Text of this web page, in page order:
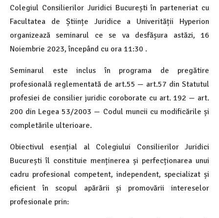
Colegiul Consilierilor Juridici București în parteneriat cu
Facultatea de Științe Juridice a Univerității Hyperion
organizează seminarul ce se va desfășura astăzi, 16
Noiembrie 2023, începând cu ora 11:30 .
Seminarul este inclus în programa de pregătire
profesională reglementată de art.55 — art.57 din Statutul
profesiei de consilier juridic coroborate cu art. 192 — art.
200 din Legea 53/2003 — Codul muncii cu modificările și
completările ulterioare.
Obiectivul esențial al Colegiului Consilierilor Juridici
București îl constituie menținerea și perfecționarea unui
cadru profesional competent, independent, specializat și
eficient în scopul apărării și promovării intereselor
profesionale prin: